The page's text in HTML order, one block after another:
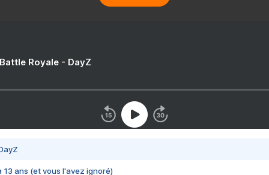
Royale - DayZ
13 ans (et vous l'avez ignoré)